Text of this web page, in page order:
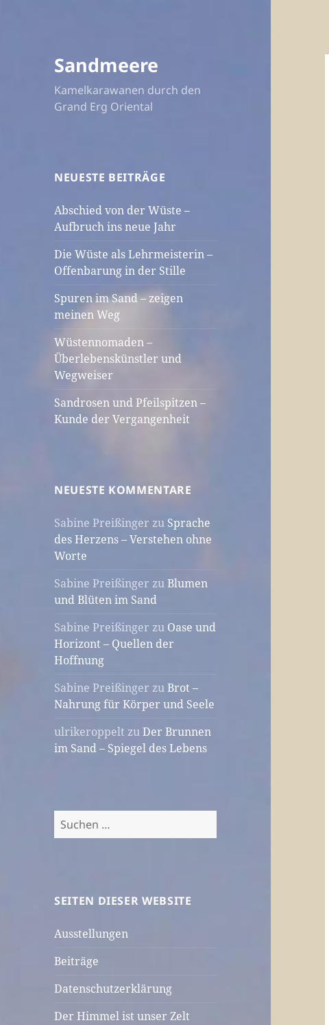
Sandmeere
Kamelkarawanen durch den
Grand Erg Oriental
NEUESTE BEITRÄGE
Abschied von der Wüste –
Aufbruch ins neue Jahr
Die Wüste als Lehrmeisterin –
Offenbarung in der Stille
Spuren im Sand – zeigen
meinen Weg
Wüstennomaden –
Überlebenskünstler und
Wegweiser
Sandrosen und Pfeilspitzen –
Kunde der Vergangenheit
NEUESTE KOMMENTARE
Sabine Preißinger zu Sprache
des Herzens – Verstehen ohne
Worte
Sabine Preißinger zuBlumen
und Blüten im Sand
Sabine Preißinger zu Oase und
Horizont – Quellen der
Hoffnung
Sabine Preißinger zuBrot –
Nahrung für Körper und Seele
ulrikeroppelt zuDer Brunnen
im Sand – Spiegel des Lebens
Suchen
nach:
SEITEN DIESER WEBSITE
Ausstellungen
Beiträge
Datenschutzerklärung
Der Himmel ist unser Zelt